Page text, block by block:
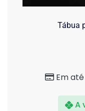
Tábua
Em
A